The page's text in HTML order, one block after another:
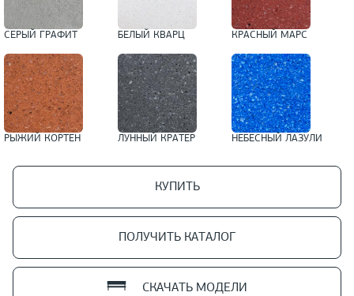
СЕРЫЙ ГРАФИТ БЕЛЫЙ КВАРЦ КРАСНЫЙ МАРС
РЫЖИЙ КОРТЕН ЛУННЫЙ КРАТЕР НЕБЕСНЫЙ ЛАЗУЛИ
КУПИТЬ
ПОЛУЧИТЬ КАТАЛОГ
СКАЧАТЬ МОДЕЛИ